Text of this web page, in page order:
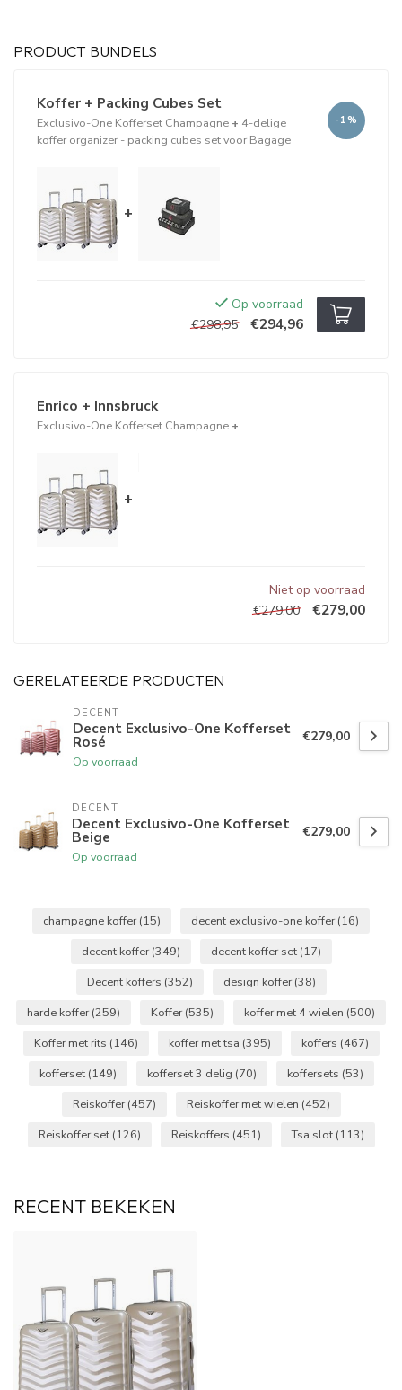
PRODUCT BUNDELS
Koffer + Packing Cubes Set
Exclusivo-One Kofferset Champagne + 4-delige
koffer organizer - packing cubes set voor Bagage
-1%
+
Op voorraad
€298,95
€294,96
Enrico + Innsbruck
Exclusivo-One Kofferset Champagne +
+
Niet op voorraad
€279,00
€279,00
GERELATEERDE PRODUCTEN
DECENT
Decent Exclusivo-One Kofferset
Rosé
Op voorraad
€279,00
DECENT
Decent Exclusivo-One Kofferset
Beige
Op voorraad
€279,00
champagne koffer (15) decent exclusivo-one koffer (16)
decent koffer (349) decent koffer set (17)
Decent koffers (352) design koffer (38)
harde koffer (259) Koffer (535) koffer met 4 wielen (500)
Koffer met rits (146) koffer met tsa (395) koffers (467)
kofferset (149) kofferset 3 delig (70) koffersets (53)
Reiskoffer (457) Reiskoffer met wielen (452)
Reiskoffer set (126) Reiskoffers (451) Tsa slot (113)
RECENT BEKEKEN